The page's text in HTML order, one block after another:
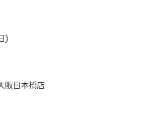
)
阪日本橋店